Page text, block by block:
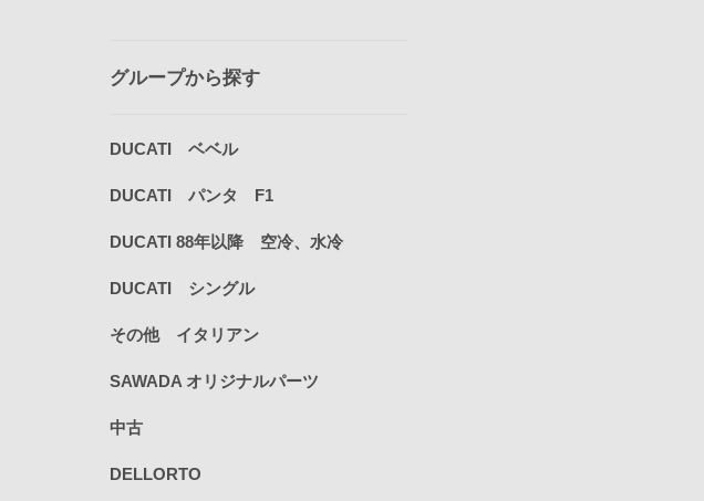
グループから探す
DUCATI ベベル
DUCATI パンタ F1
DUCATI 88年以降 空冷、水冷
DUCATI シングル
その他 イタリアン
SAWADA オリジナルパーツ
中古
DELLORTO